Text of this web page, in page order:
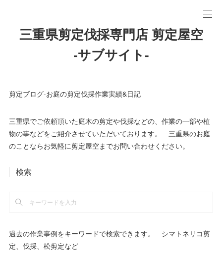
三重県剪定伐採専門店 剪定屋空
-サブサイト-
剪定ブログ-お庭の剪定伐採作業実績&日記
三重県でご依頼頂いた庭木の剪定や伐採などの、作業の一部や植
物の事などをご紹介させていただいております。 三重県のお庭
のことならお気軽に剪定屋空までお問い合わせください。
検索
過去の作業事例をキーワードで検索できます。 シマトネリコ剪
定、伐採、松剪定など